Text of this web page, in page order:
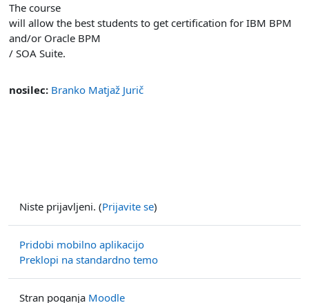
The course
will allow the best students to get certification for IBM BPM
and/or Oracle BPM
/ SOA Suite.
nosilec: Branko Matjaž Jurič
Niste prijavljeni. (Prijavite se)
Pridobi mobilno aplikacijo
Preklopi na standardno temo
Stran poganja Moodle